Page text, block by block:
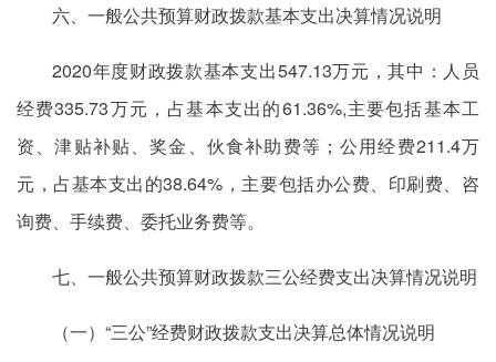
六、一般公共预算财政拨款基本支出决算情况说明
2020年度财政拨款基本支出547.13万元，其中：人员
经费335.73万元，占基本支出的61.36%,主要包括基本工
资、津贴补贴、奖金、伙食补助费等；公用经费211.4万
元，占基本支出的38.64%，主要包括办公费、印刷费、咨
询费、手续费、委托业务费等。
七、一般公共预算财政拨款三公经费支出决算情况说明
（一）“三公”经费财政拨款支出决算总体情况说明